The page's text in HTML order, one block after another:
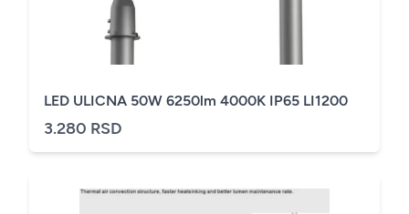
LED ULICNA 50W 6250lm 4000K IP65 LI1200
3.280 RSD